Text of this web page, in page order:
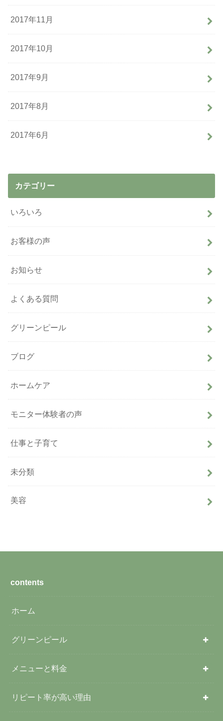
2017年11月
2017年10月
2017年9月
2017年8月
2017年6月
カテゴリー
いろいろ
お客様の声
お知らせ
よくある質問
グリーンピール
ブログ
ホームケア
モニター体験者の声
仕事と子育て
未分類
美容
contents
ホーム
グリーンピール
メニューと料金
リピート率が高い理由